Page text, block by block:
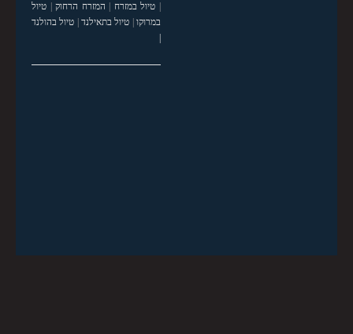
טיול במזרח המזרח הרחוק| טיול
במרוקו| טיול בתאילנד| טיול בהולנד